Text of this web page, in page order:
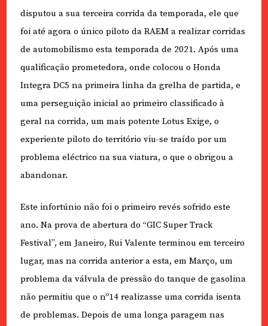
disputou a sua terceira corrida da temporada, ele que
foi até agora o único piloto da RAEM a realizar corridas
de automobilismo esta temporada de 2021. Após uma
qualificação prometedora, onde colocou o Honda
Integra DC5 na primeira linha da grelha de partida, e
uma perseguição inicial ao primeiro classificado à
geral na corrida, um mais potente Lotus Exige, o
experiente piloto do território viu-se traído por um
problema eléctrico na sua viatura, o que o obrigou a
abandonar.
Este infortúnio não foi o primeiro revés sofrido este
ano. Na prova de abertura do “GIC Super Track
Festival”, em Janeiro, Rui Valente terminou em terceiro
lugar, mas na corrida anterior a esta, em Março, um
problema da válvula de pressão do tanque de gasolina
não permitiu que o nº14 realizasse uma corrida isenta
de problemas. Depois de uma longa paragem nas